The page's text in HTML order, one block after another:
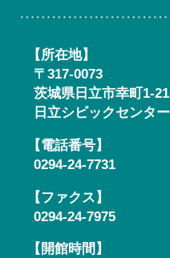
【所在地】
〒317-0073
茨城県日立市幸町1-
日立シビックセンタ
【電話番号】
0294-24-7731
【ファクス】
0294-24-7975
【開館時間】